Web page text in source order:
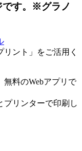
です。※グラノ
ント」をご活用く
料のWebアプリで
プリンターで印刷し